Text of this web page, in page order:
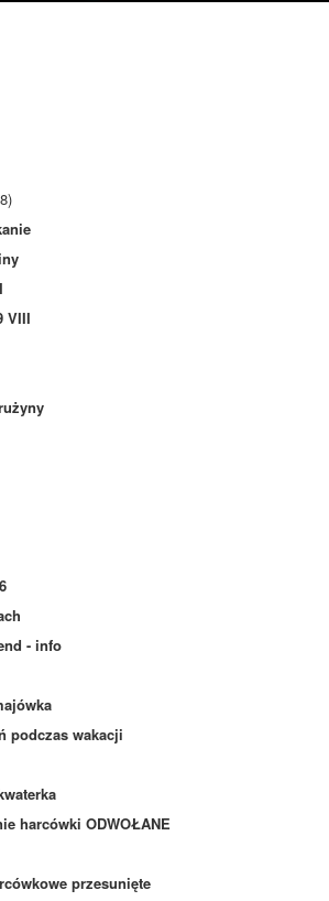
VIII
- info
podczas wakacji
harcówki ODWOŁANE
przesunięte